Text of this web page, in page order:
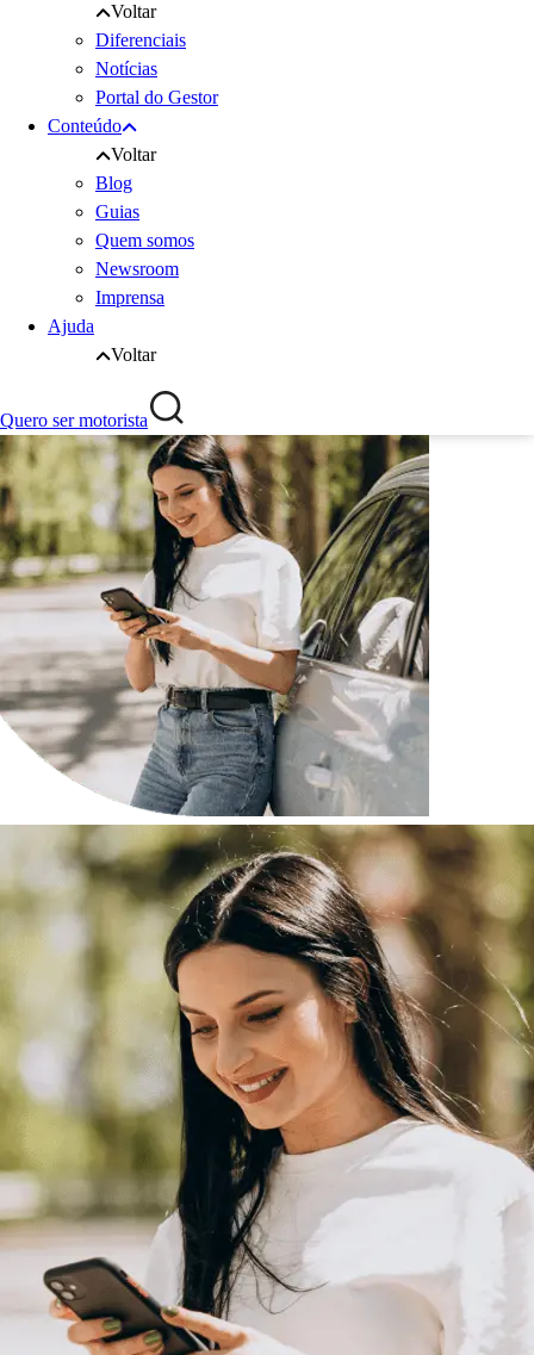
Voltar
Diferenciais
Notícias
Portal do Gestor
Conteúdo
Voltar
Blog
Guias
Quem somos
Newsroom
Imprensa
Ajuda
Voltar
Quero ser motorista